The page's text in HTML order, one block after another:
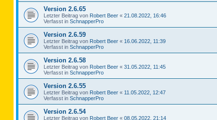
Version 2.6.65
Letzter Beitrag von Robert Beer « 21.08.2022, 16:46
Verfasst in SchnapperPro
Version 2.6.59
Letzter Beitrag von Robert Beer « 16.06.2022, 11:39
Verfasst in SchnapperPro
Version 2.6.58
Letzter Beitrag von Robert Beer « 31.05.2022, 11:45
Verfasst in SchnapperPro
Version 2.6.55
Letzter Beitrag von Robert Beer « 11.05.2022, 12:47
Verfasst in SchnapperPro
Version 2.6.54
Letzter Beitrag von Robert Beer « 08.05.2022, 21:14